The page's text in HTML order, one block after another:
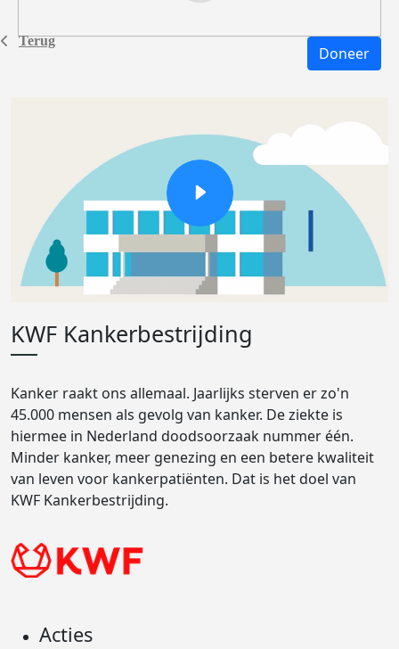
Terug
Doneer
KWF Kankerbestrijding
Kanker raakt ons allemaal. Jaarlijks sterven er zo'n
45.000 mensen als gevolg van kanker. De ziekte is
hiermee in Nederland doodsoorzaak nummer één.
Minder kanker, meer genezing en een betere kwaliteit
van leven voor kankerpatiënten. Dat is het doel van
KWF Kankerbestrijding.
Acties